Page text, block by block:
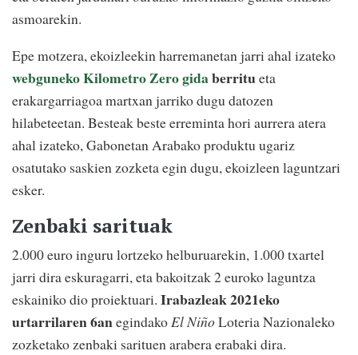
asmoarekin.
Epe motzera, ekoizleekin harremanetan jarri ahal izateko
webguneko Kilometro Zero gidaberritueta
erakargarriagoa martxan jarriko dugu datozen
hilabeteetan. Besteak beste erreminta hori aurrera atera
ahal izateko, Gabonetan Arabako produktu ugariz
osatutako saskien zozketa egin dugu, ekoizleen laguntzari
esker.
Zenbaki sarituak
2.000 euro inguru lortzeko helburuarekin, 1.000 txartel
jarri dira eskuragarri, eta bakoitzak 2 euroko laguntza
eskainiko dio proiektuari. Irabazleak 2021eko
urtarrilaren 6anegindakoEl NiñoLoteria Nazionaleko
zozketako zenbaki sarituen arabera erabaki dira.